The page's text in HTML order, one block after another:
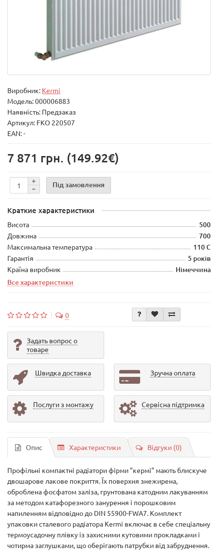
Виробник: Kermi
Модель:000006883
Наявність: Предзаказ
Артикул: FKO 220507
EAN: -
7 871 грн. (149.92€)
Під замовлення
Краткие характеристики
Висота 500
Довжина 700
Максимальна температура 110 С
Гарантія 5 років
Країна виробник
Німеччина
Все характеристики
0
Задать вопрос о
товаре
Швидка доставка Зручна оплата
Послуги з монтажу Сервісна підтримка
Опис Характеристики Відгуки (0)
Профільні компактні радіатори фірми "кермі" мають блискуче
двошарове лакове покриття. Їх поверхня знежирена,
оброблена фосфатом заліза, грунтована катодним лакуванням
за методом катафорезного занурення і порошковим
напиленням відповідно до DIN 55900-FWA7. Комплект
упаковки сталевого радіатора Kermi включає в себе спеціальну
термоусадочну плівку із захисними кутовими прокладками і
чотирма заглушками, що оберігають патрубки від забруднення.